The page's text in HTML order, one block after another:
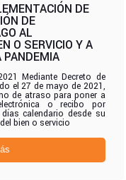
DE
DE
AL
O SERVICIO Y A
Mediante Decreto de
el 27 de mayo de 2021,
de atraso para poner a
o recibo por
calendario desde su
bien o servicio